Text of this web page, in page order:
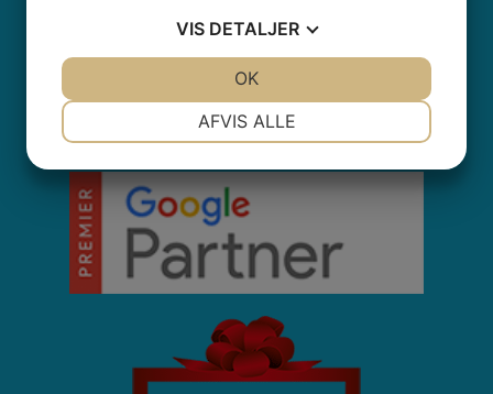
business@waimea.dk
CERTIFICERINGER
VIS DETALJER
MARKETING
AFVIS ALLE
OK